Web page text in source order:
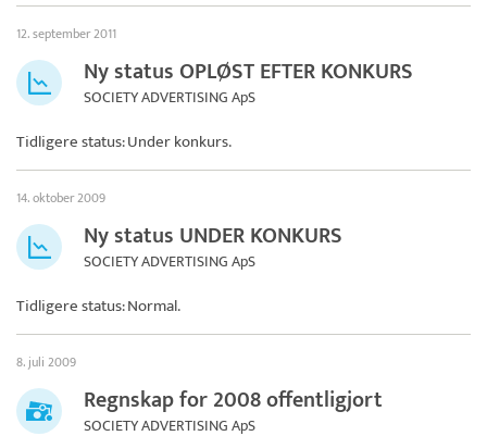
12. september 2011
Ny status OPLØST EFTER KONKURS
SOCIETY ADVERTISING ApS
Tidligere status: Under konkurs.
14. oktober 2009
Ny status UNDER KONKURS
SOCIETY ADVERTISING ApS
Tidligere status: Normal.
8. juli 2009
Regnskap for 2008 offentligjort
SOCIETY ADVERTISING ApS